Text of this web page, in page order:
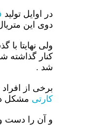
در اوایل تولید
دوی این
ولی نهایتا
شد .
برخی از افراد
کارتی مشکل
و آن را دست و